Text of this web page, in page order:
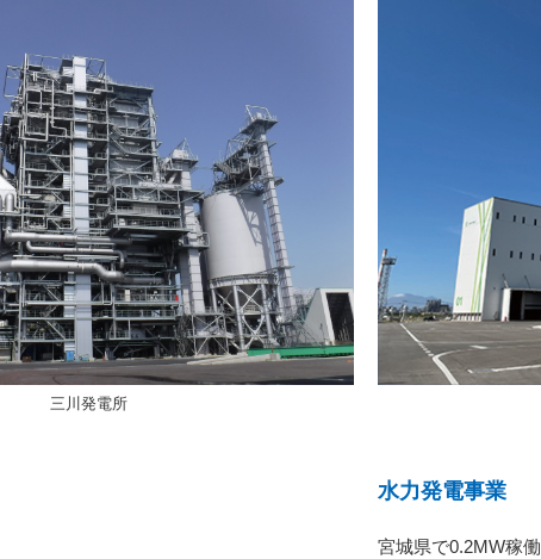
三川発電所
水力発電事業
宮城県で0.2MW稼働